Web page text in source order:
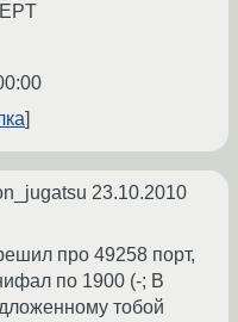
23.10.2010
про 49258 порт,
по 1900 (-; В
тобой